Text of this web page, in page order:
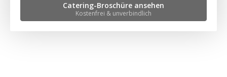
Catering-Broschüre ansehen
Kostenfrei & unverbindlich